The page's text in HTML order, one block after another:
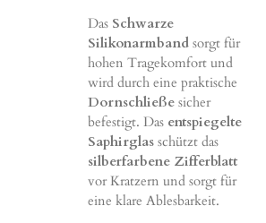
Das Schwarze
Silikonarmband sorgt für
hohen Tragekomfort und
wird durch eine praktische
Dornschließe sicher
befestigt. Das entspiegelte
Saphirglas schützt das
silberfarbene Zifferblatt
vor Kratzern und sorgt für
eine klare Ablesbarkeit.